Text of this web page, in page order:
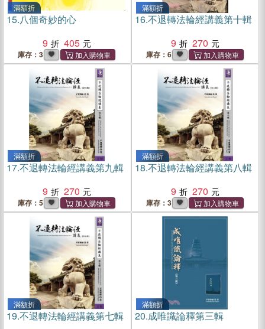
滿額折
15.八個奇妙的心
9
405
庫存：3
滿額折
16.不退轉法輪經講義第十輯
9
270
庫存：6
滿額折
17.不退轉法輪經講義第九輯
9
270
庫存：5
滿額折
18.不退轉法輪經講義第八輯
9
270
庫存：3
滿額折
19.不退轉法輪經講義第七輯
滿額折
20.成唯識論釋第三輯